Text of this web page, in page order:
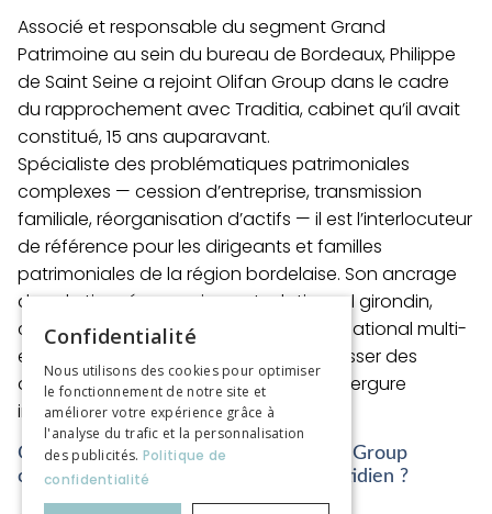
Associé et responsable du segment Grand
Patrimoine au sein du bureau de Bordeaux, Philippe
de Saint Seine a rejoint Olifan Group dans le cadre
du rapprochement avec Traditia, cabinet qu’il avait
constitué, 15 ans auparavant.
Spécialiste des problématiques patrimoniales
complexes — cession d’entreprise, transmission
familiale, réorganisation d’actifs — il est l’interlocuteur
de référence pour les dirigeants et familles
patrimoniales de la région bordelaise. Son ancrage
dans le tissu économique et relationnel girondin,
combiné aux ressources d’un groupe national multi-
expertise, lui permet aujourd’hui d’adresser des
dossiers d’une complexité et d’une envergure
inédites.
Qu’est-ce que l’appartenance à Olifan Group
change concrètement dans votre quotidien ?
Confidentialité
Nous utilisons des cookies pour optimiser
le fonctionnement de notre site et
améliorer votre expérience grâce à
l'analyse du trafic et la personnalisation
des publicités. Politique de
confidentialité